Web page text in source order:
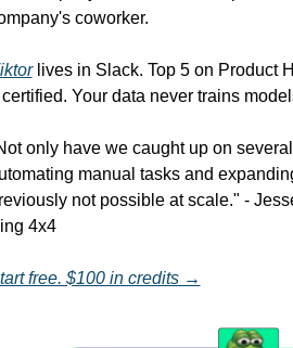
coworker.
lives in Slack. Top 5 on Product
Your data never trains
only have we caught up on
manual tasks and
not possible at scale." -
4x4
free. $100 in credits →